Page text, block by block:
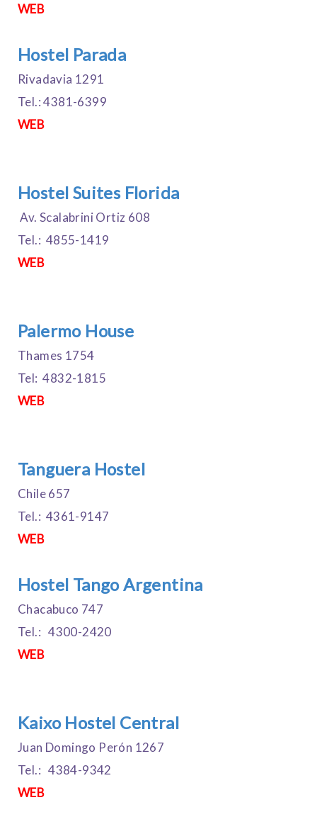
WEB
Hostel Parada
Rivadavia 1291
Tel.: 4381-6399
WEB
Hostel Suites Florida
Av. Scalabrini Ortiz 608
Tel.: 4855-1419
WEB
Palermo House
Thames 1754
Tel: 4832-1815
WEB
Tanguera Hostel
Chile 657
Tel.: 4361-9147
WEB
Hostel Tango Argentina
Chacabuco 747
Tel.: 4300-2420
WEB
Kaixo Hostel Central
Juan Domingo Perón 1267
Tel.: 4384-9342
WEB